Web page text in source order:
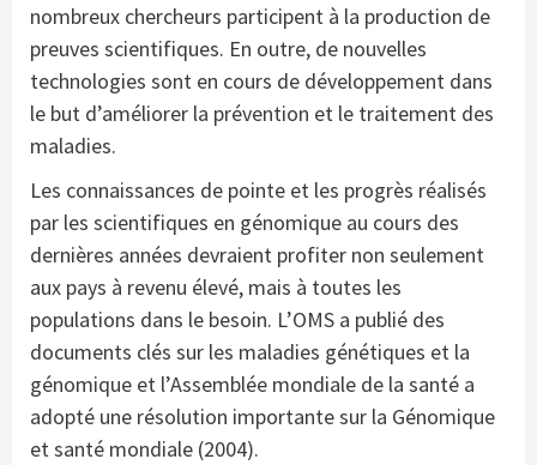
nombreux chercheurs participent à la production de
preuves scientifiques. En outre, de nouvelles
technologies sont en cours de développement dans
le but d’améliorer la prévention et le traitement des
maladies.
Les connaissances de pointe et les progrès réalisés
par les scientifiques en génomique au cours des
dernières années devraient profiter non seulement
aux pays à revenu élevé, mais à toutes les
populations dans le besoin. L’OMS a publié des
documents clés sur les maladies génétiques et la
génomique et l’Assemblée mondiale de la santé a
adopté une résolution importante sur la Génomique
et santé mondiale (2004).